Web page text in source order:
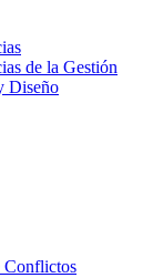
de la Gestión
Diseño
Conflictos